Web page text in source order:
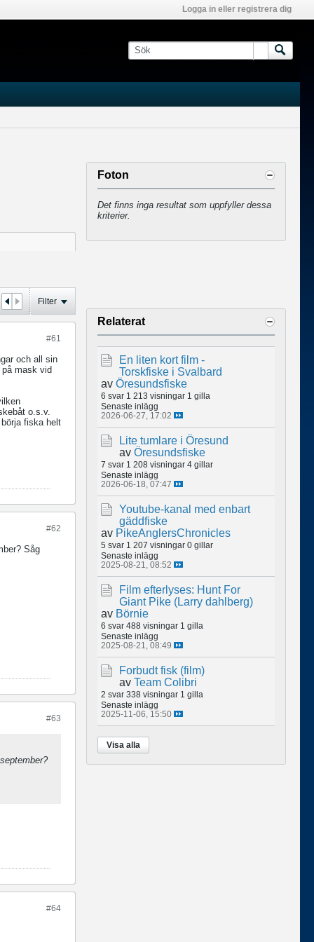
Logga in eller registrera dig
Filter
#61
och all sin
mask vid
o.s.v.
fiska helt
#62
Såg
#63
#64
Foton
Det finns inga resultat som uppfyller dessa
kriterier.
Relaterat
En liten kort film -
Torskfiske i Svalbard
av Öresundsfiske
6 svar 1 213 visningar 1 gilla
Senaste inlägg
2026-06-27, 17:02
Lite tumlare i Öresund
av Öresundsfiske
7 svar 1 208 visningar 4 gillar
Senaste inlägg
2026-06-18, 07:47
Youtube-kanal med enbart
gäddfiske
av PikeAnglersChronicles
5 svar 1 207 visningar 0 gillar
Senaste inlägg
2025-08-21, 08:52
Film efterlyses: Hunt For
Giant Pike (Larry dahlberg)
av Börnie
6 svar 488 visningar 1 gilla
Senaste inlägg
2025-08-21, 08:49
Forbudt fisk (film)
av Team Colibri
2 svar 338 visningar 1 gilla
Senaste inlägg
2025-11-06, 15:50
Visa alla